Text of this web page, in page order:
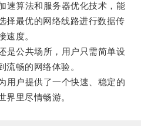
算法和服务器优化技术，能
择最优的网络线路进行数据传
速度。
公共场所，用户只需简单设
流畅的网络体验。
户提供了一个快速、稳定的
界里尽情畅游。